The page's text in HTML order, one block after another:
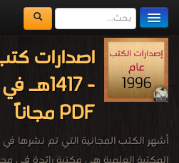
مكتبة الكتب
المكتبات
يُقرأ حالياً
اضف كتاب
-
PDF مجاناً
أشهر الكتب المجانية التي تم نشرها في عام